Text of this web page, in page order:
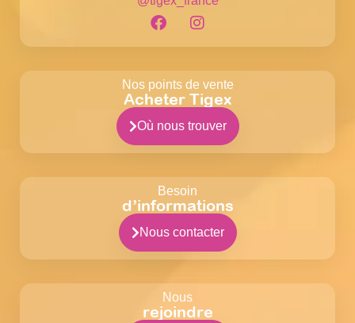
Nos points de vente
Acheter Tigex
Où nous trouver
Besoin
d’informations
Nous contacter
Nous
rejoindre